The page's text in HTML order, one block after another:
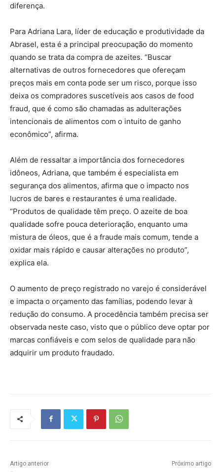
diferença.
Para Adriana Lara, líder de educação e produtividade da
Abrasel, esta é a principal preocupação do momento
quando se trata da compra de azeites. “Buscar
alternativas de outros fornecedores que ofereçam
preços mais em conta pode ser um risco, porque isso
deixa os compradores suscetíveis aos casos de food
fraud, que é como são chamadas as adulterações
intencionais de alimentos com o intuito de ganho
econômico”, afirma.
Além de ressaltar a importância dos fornecedores
idôneos, Adriana, que também é especialista em
segurança dos alimentos, afirma que o impacto nos
lucros de bares e restaurantes é uma realidade.
“Produtos de qualidade têm preço. O azeite de boa
qualidade sofre pouca deterioração, enquanto uma
mistura de óleos, que é a fraude mais comum, tende a
oxidar mais rápido e causar alterações no produto”,
explica ela.
O aumento de preço registrado no varejo é considerável
e impacta o orçamento das famílias, podendo levar à
redução do consumo. A procedência também precisa ser
observada neste caso, visto que o público deve optar por
marcas confiáveis e com selos de qualidade para não
adquirir um produto fraudado.
Artigo anterior Próximo artigo